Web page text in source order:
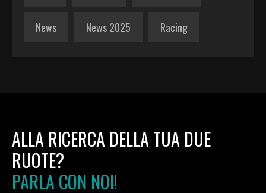
News News 2025 Racing
ALLA RICERCA DELLA TUA DUE
RUOTE?
PARLA CON NOI!